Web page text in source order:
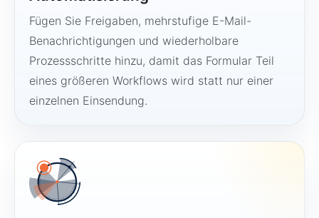
Fügen Sie Freigaben, mehrstufige E-Mail-
Benachrichtigungen und wiederholbare
Prozessschritte hinzu, damit das Formular Teil
eines größeren Workflows wird statt nur einer
einzelnen Einsendung.